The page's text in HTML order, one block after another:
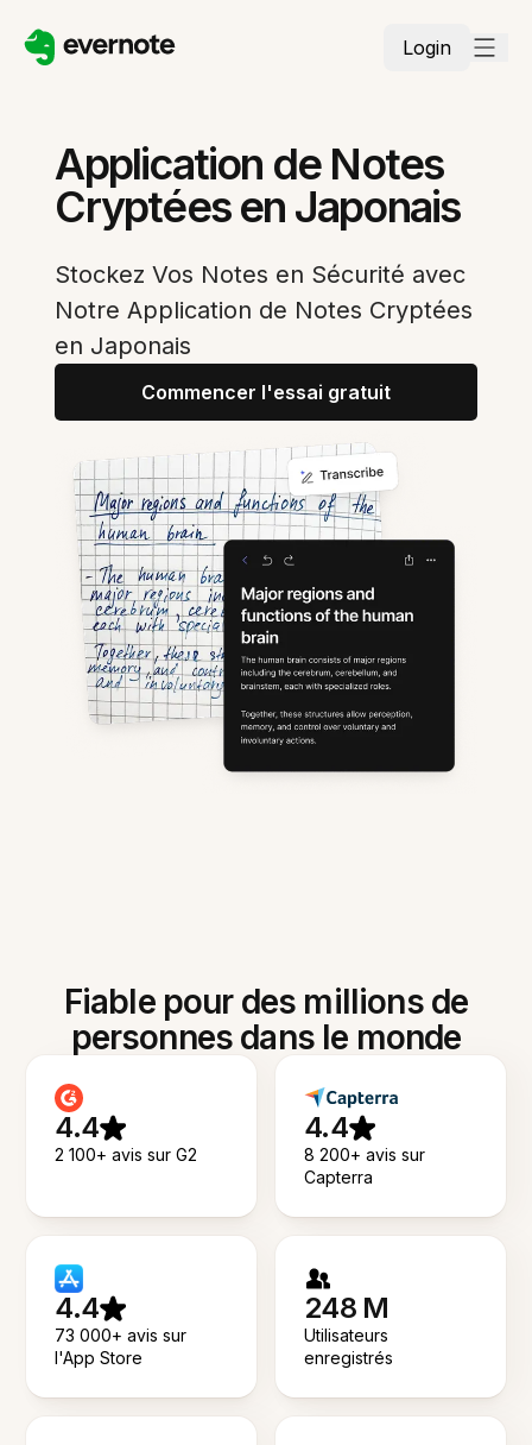
Login
Application de Notes
Cryptées en Japonais
Stockez Vos Notes en Sécurité avec
Notre Application de Notes Cryptées
en Japonais
Commencer l'essai gratuit
Fiable pour des millions de
personnes dans le monde
4.4
2 100+ avis sur G2
4.4
8 200+ avis sur
Capterra
4.4
73 000+ avis sur
l'App Store
248 M
Utilisateurs
enregistrés